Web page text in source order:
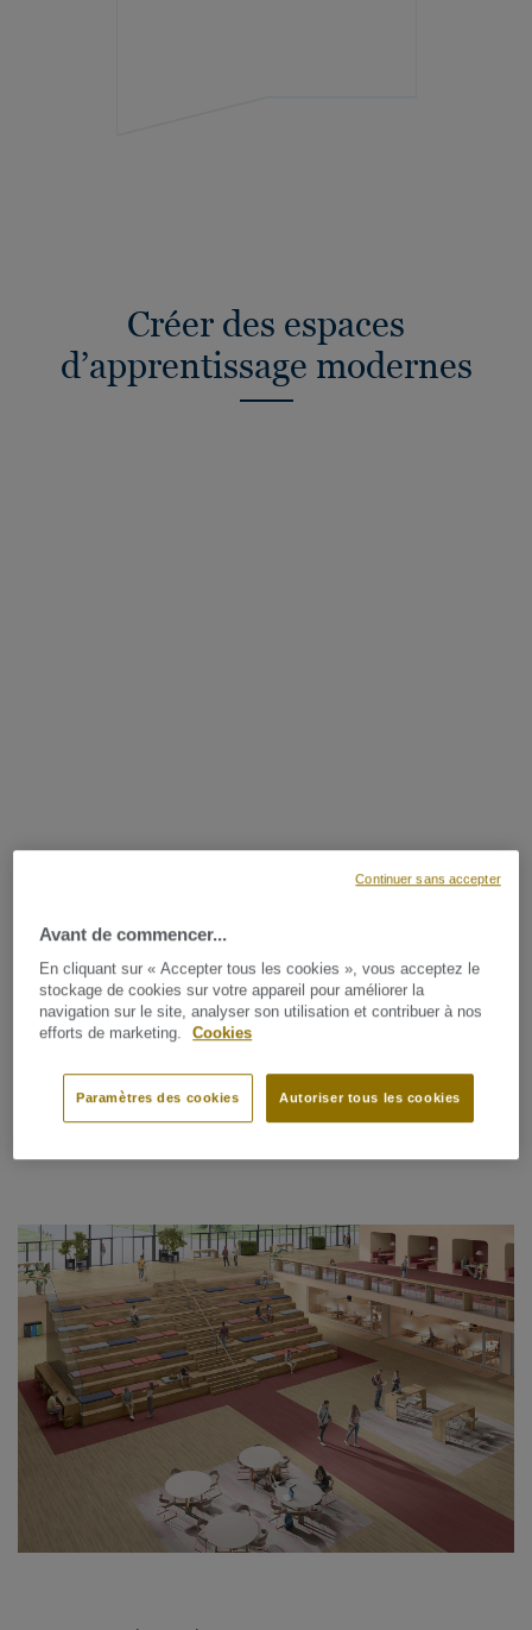
Créer des espaces
d’apprentissage modernes
TÉLÉCHARGER LE GUIDE DESIGN ENSEIGNEMENT
Notre offre multi-matériaux
Avant de commencer...
En cliquant sur « Accepter tous les cookies », vous acceptez le
stockage de cookies sur votre appareil pour améliorer la
navigation sur le site, analyser son utilisation et contribuer à nos
efforts de marketing.
Cookies
Autoriser tous les cookies
Paramètres des cookies
Continuer sans accepter